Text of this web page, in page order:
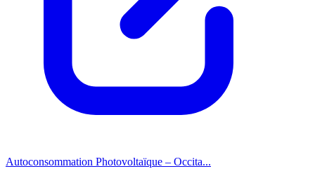
Autoconsommation Photovoltaïque – Occita...